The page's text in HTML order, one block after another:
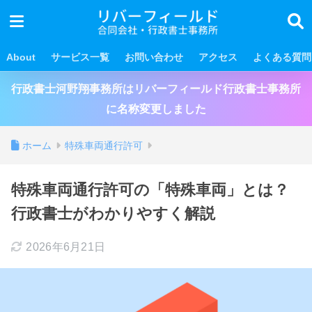
About サービス一覧 お問い合わせ アクセス よくある質問
行政書士河野翔事務所はリバーフィールド行政書士事務所
に名称変更しました
ホーム 特殊車両通行許可
特殊車両通行許可の「特殊車両」とは？
行政書士がわかりやすく解説
2026年6月21日